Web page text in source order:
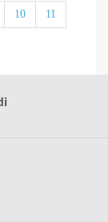
10 11